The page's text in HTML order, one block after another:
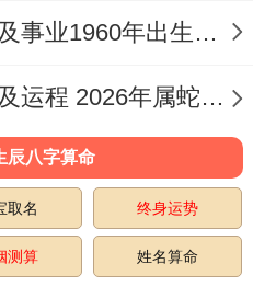
缓解心理压力！
明 -此类布局能使家
沟通效率提升
动态平衡，不一样生
宝宝特质产生奇妙化
属鼠男的2026年运势及事业1960年出生的命运 属鼠男的2026婚姻
2026年属蛇女的运势及运程 2026年属蛇女全年运势及运程
辰八字算命
取名 终身运势
测算 姓名算命